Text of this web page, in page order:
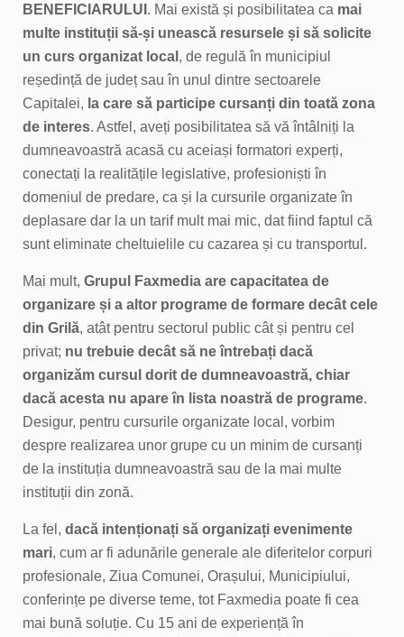
BENEFICIARULUI . Mai există și posibilitatea ca mai
multe instituții să-și unească resursele și să solicite
un curs organizat local , de regulă în municipiul
reședință de județ sau în unul dintre sectoarele
Capitalei, la care să participe cursanți din toată zona
de interes. Astfel, aveți posibilitatea să vă întâlniți la
dumneavoastră acasă cu aceiași formatori experți,
conectați la realitățile legislative, profesioniști în
domeniul de predare, ca și la cursurile organizate în
deplasare dar la un tarif mult mai mic, dat fiind faptul că
sunt eliminate cheltuielile cu cazarea și cu transportul.
Mai mult,Grupul Faxmedia are capacitatea de
organizare și a altor programe de formare decât cele
din Grilă, atât pentru sectorul public cât și pentru cel
privat; nu trebuie decât să ne întrebați dacă
organizăm cursul dorit de dumneavoastră, chiar
dacă acesta nu apare în lista noastră de programe.
Desigur, pentru cursurile organizate local, vorbim
despre realizarea unor grupe cu un minim de cursanți
de la instituția dumneavoastră sau de la mai multe
instituții din zonă.
La fel,dacă intenționați să organizați evenimente
mari, cum ar fi adunările generale ale diferitelor corpuri
profesionale, Ziua Comunei, Orașului, Municipiului,
conferințe pe diverse teme, tot Faxmedia poate fi cea
mai bună soluție. Cu 15 ani de experiență în